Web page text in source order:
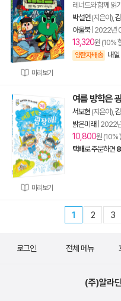
미리보기
레너드와 함께 읽
박설연(지은이),
아울북| 2022년
13,320원 (10%
양탄자배송 내일
미리보기
여름 방학은
서보현 (지은이),
밝은미래 2022
10,800원 (10%
택배로 주문하면
1 2 3
로그인 전체 메뉴
(주)알라